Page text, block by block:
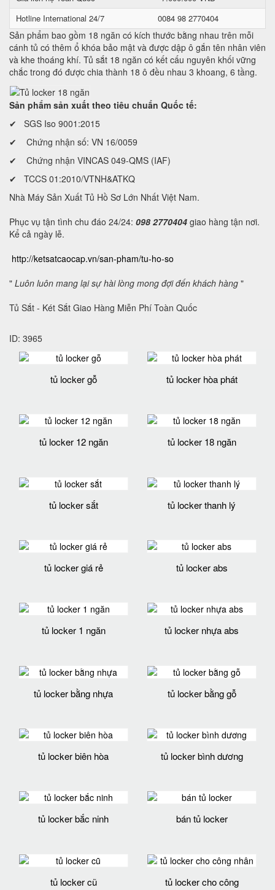
Hotline International 24/7
0084 98 2770404
Sản phẩm bao gồm 18 ngăn có kích thước bằng nhau trên mỗi
cánh tủ có thêm ổ khóa bảo mật và được dập ô gắn tên nhân viên
và khe thoáng khí. Tủ sắt 18 ngăn có kết cấu nguyên khối vững
chắc trong đó được chia thành 18 ô đều nhau 3 khoang, 6 tầng.
Sản phẩm sản xuất theo tiêu chuẩn Quốc tế:
✔ SGS Iso 9001:2015
✔ Chứng nhận số: VN 16/0059
✔ Chứng nhận VINCAS 049-QMS (IAF)
✔ TCCS 01:2010/VTNH&ATKQ
Nhà Máy Sản Xuất Tủ Hồ Sơ Lớn Nhất Việt Nam.
Phục vụ tận tình chu đáo 24/24: 098 2770404 giao hàng tận nơi.
Kể cả ngày lễ.
http://ketsatcaocap.vn/san-pham/tu-ho-so
" Luôn luôn mang lại sự hài lòng mong đợi đến khách hàng "
Tủ Sắt - Két Sắt Giao Hàng Miễn Phí Toàn Quốc
ID: 3965
tủ locker gỗ tủ locker hòa phát
tủ locker 12 ngăn tủ locker 18 ngăn
tủ locker sắt tủ locker thanh lý
tủ locker giá rẻ tủ locker abs
tủ locker 1 ngăn tủ locker nhựa abs
tủ locker bằng nhựa tủ locker bằng gỗ
tủ locker biên hòa tủ locker bình dương
tủ locker bắc ninh bán tủ locker
tủ locker cũ
tủ locker cho công